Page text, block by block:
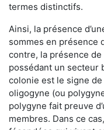
termes distinctifs.
Ainsi, la présence
sommes en présence
contre, la présence
possédant un secteur
colonie est le signe
oligogyne (ou
polygyne fait preuve
membres. Dans ce